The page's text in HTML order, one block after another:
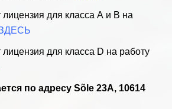
лицензия для класса А и B на
лицензия для класса D на работу
по адресу Sõle 23А, 10614